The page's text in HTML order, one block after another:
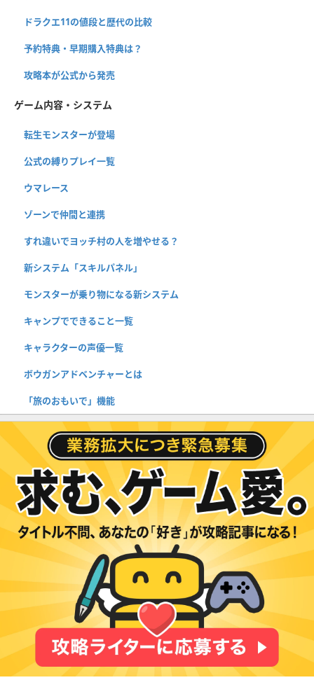
ドラクエ11の値段と歴代の比較
予約特典・早期購入特典は？
攻略本が公式から発売
ゲーム内容・システム
転生モンスターが登場
公式の縛りプレイ一覧
ウマレース
ゾーンで仲間と連携
すれ違いでヨッチ村の人を増やせる？
新システム「スキルパネル」
モンスターが乗り物になる新システム
キャンプでできること一覧
キャラクターの声優一覧
ボウガンアドベンチャーとは
「旅のおもいで」機能